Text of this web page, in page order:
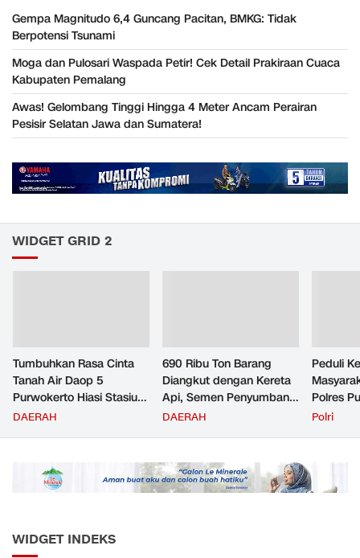
Gempa Magnitudo 6,4 Guncang Pacitan, BMKG: Tidak
Berpotensi Tsunami
Moga dan Pulosari Waspada Petir! Cek Detail Prakiraan Cuaca
Kabupaten Pemalang
Awas! Gelombang Tinggi Hingga 4 Meter Ancam Perairan
Pesisir Selatan Jawa dan Sumatera!
WIDGET GRID 2
Tumbuhkan Rasa Cinta
Tanah Air Daop 5
Purwokerto Hiasi Stasiun
dengan Ornamen
DAERAH
690 Ribu Ton Barang
Diangkut dengan Kereta
Api, Semen Penyumbang
Volume Terbesar
Semester 1 Tahun 2026
DAERAH
Peduli
Polres
Jemput
Polri
WIDGET INDEKS